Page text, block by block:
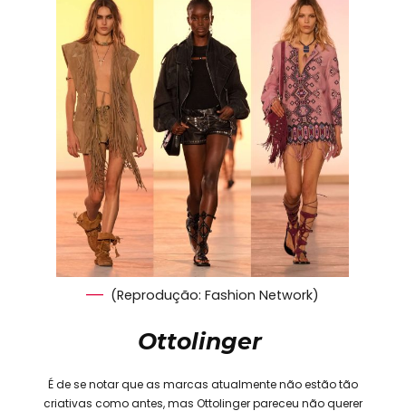
(Reprodução: Fashion Network)
Ottolinger
É de se notar que as marcas atualmente não estão tão
criativas como antes, mas Ottolinger pareceu não querer